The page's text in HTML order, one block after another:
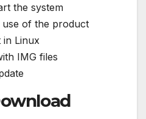
the system
use of the product
in Linux
IMG files